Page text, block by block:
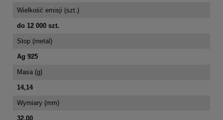
Wielkość emisji (szt.)
do 12 000 szt.
Stop (metal)
Ag 925
Masa (g)
14,14
Wymiary (mm)
32,00